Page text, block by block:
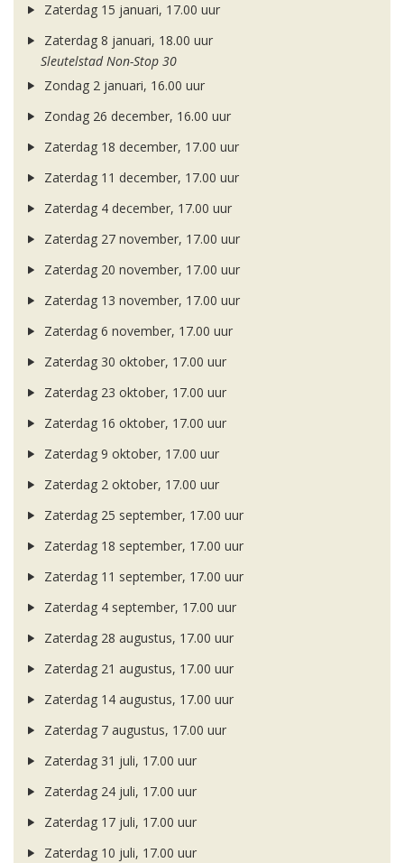
Zaterdag 15 januari, 17.00 uur
Zaterdag 8 januari, 18.00 uur
Sleutelstad Non-Stop 30
Zondag 2 januari, 16.00 uur
Zondag 26 december, 16.00 uur
Zaterdag 18 december, 17.00 uur
Zaterdag 11 december, 17.00 uur
Zaterdag 4 december, 17.00 uur
Zaterdag 27 november, 17.00 uur
Zaterdag 20 november, 17.00 uur
Zaterdag 13 november, 17.00 uur
Zaterdag 6 november, 17.00 uur
Zaterdag 30 oktober, 17.00 uur
Zaterdag 23 oktober, 17.00 uur
Zaterdag 16 oktober, 17.00 uur
Zaterdag 9 oktober, 17.00 uur
Zaterdag 2 oktober, 17.00 uur
Zaterdag 25 september, 17.00 uur
Zaterdag 18 september, 17.00 uur
Zaterdag 11 september, 17.00 uur
Zaterdag 4 september, 17.00 uur
Zaterdag 28 augustus, 17.00 uur
Zaterdag 21 augustus, 17.00 uur
Zaterdag 14 augustus, 17.00 uur
Zaterdag 7 augustus, 17.00 uur
Zaterdag 31 juli, 17.00 uur
Zaterdag 24 juli, 17.00 uur
Zaterdag 17 juli, 17.00 uur
Zaterdag 10 juli, 17.00 uur